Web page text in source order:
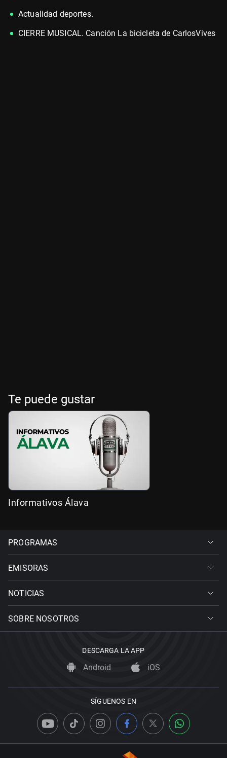
Actualidad deportes.
CIERRE MUSICAL. Canción La bicicleta de CarlosVives
Te puede gustar
Informativos Álava
PROGRAMAS
EMISORAS
NOTICIAS
SOBRE NOSOTROS
DESCARGA LA APP
Android iOS
SÍGUENOS EN